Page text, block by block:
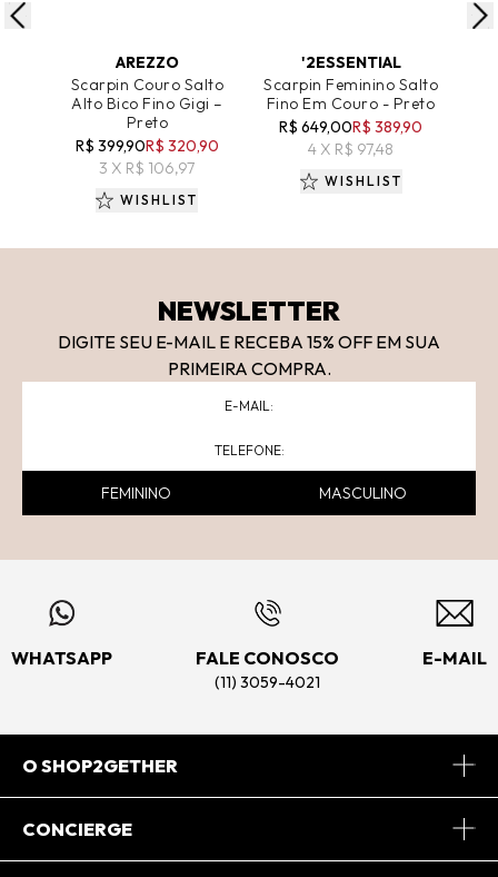
AREZZO
Scarpin Couro Salto
Alto Bico Fino Gigi –
Preto
R$ 399,90R$ 320,90
3 X R$ 106,97
WISHLIST
'2ESSENTIAL
Scarpin Feminino Salto
Fino Em Couro - Preto
R$ 649,00R$ 389,90
4 X R$ 97,48
WISHLIST
NEWSLETTER
DIGITE SEU E-MAIL E RECEBA 15% OFF EM SUA
PRIMEIRA COMPRA.
FEMININO MASCULINO
WHATSAPP FALE CONOSCO
(11) 3059-4021
E-MAIL
O SHOP2GETHER
Sobre Nós
CONCIERGE